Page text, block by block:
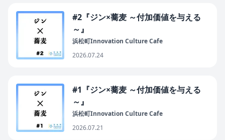
#2『ジン×蕎麦 ～付加価値を与える
～』
浜松町Innovation Culture Cafe
2026.07.24
#1『ジン×蕎麦 ～付加価値を与える
～』
浜松町Innovation Culture Cafe
2026.07.21